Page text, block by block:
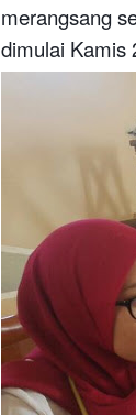
merangsang
dimulai Kamis